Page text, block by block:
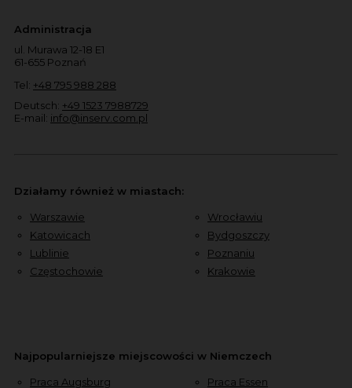
Administracja
ul. Murawa 12-18 E1
61-655 Poznań
Tel: +48 795 988 288
Deutsch: +49 1523 7988729
E-mail: info@inserv.com.pl
Działamy również w miastach:
Warszawie
Katowicach
Lublinie
Częstochowie
Wrocławiu
Bydgoszczy
Poznaniu
Krakowie
Najpopularniejsze miejscowości w Niemczech
Praca Augsburg
Praca Essen